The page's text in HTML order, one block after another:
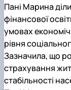
Пані Марина
фінансової
умовах
рівня
Зазначила, що
страхування
стабільності